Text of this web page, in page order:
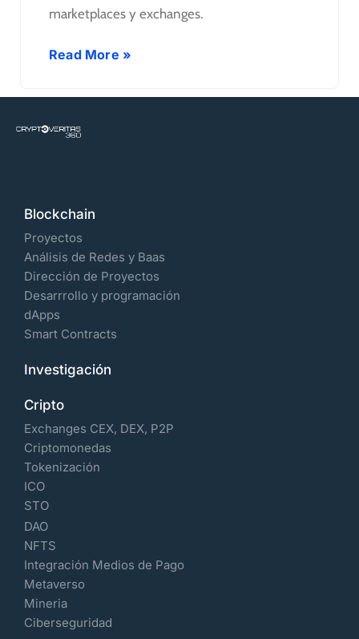
marketplaces y exchanges.
Read More »
Blockchain
Proyectos
Análisis de Redes y Baas
Dirección de Proyectos
Desarrrollo y programación
dApps
Smart Contracts
Investigación
Cripto
Exchanges CEX, DEX, P2P
Criptomonedas
Tokenización
ICO
STO
DAO
NFTS
Integración Medios de Pago
Metaverso
Mineria
Ciberseguridad